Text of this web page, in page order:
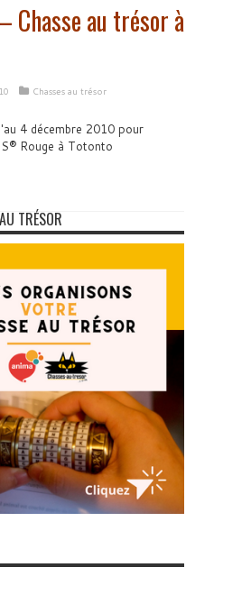
Chasse au trésor à
Chasses au trésor
4 décembre 2010 pour
Rouge à Totonto
TRÉSOR